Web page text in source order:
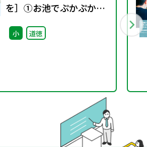
を］①お池でぷかぷか教
材+指導案
小 道徳